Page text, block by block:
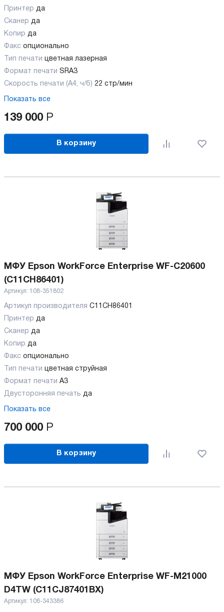
Принтер да
Сканер да
Копир да
Факс опционально
Тип печати цветная лазерная
Формат печати SRA3
Скорость печати (А4, ч/б) 22 стр/мин
Показать все
139 000 Р
В корзину
МФУ Epson WorkForce Enterprise WF-C20600
(C11CH86401)
Артикул: 108-351802
Артикул производителя C11CH86401
Принтер да
Сканер да
Копир да
Факс опционально
Тип печати цветная струйная
Формат печати A3
Двусторонняя печать да
Показать все
700 000 Р
В корзину
МФУ Epson WorkForce Enterprise WF-M21000
D4TW (C11CJ87401BX)
Артикул: 108-343386